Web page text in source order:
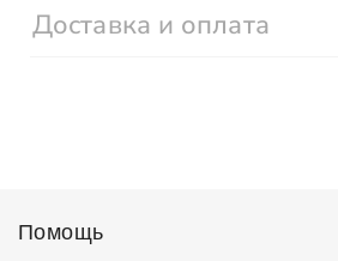
Доставка и оплата
Помощь